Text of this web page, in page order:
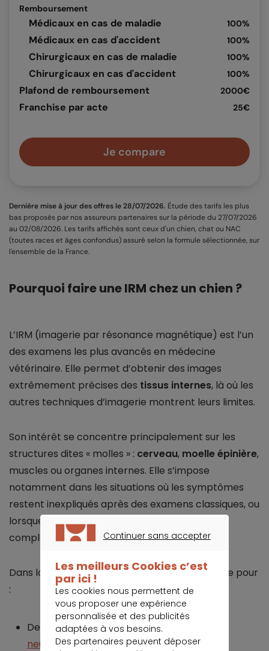
Remboursement
Médicaux en cas de maladie 100%
Médicaux en cas d'accident 100%
Chirurgicaux en cas de maladie 100%
Chirurgicaux en cas d'accident 100%
Plafond de remboursement 2000€
Franchise par acte 25€
Je compare
Dernière mise à jour des offres le 28/07/2026. Étude des tarifs les plus
bas proposés par nos assureurs partenaires sur la période du 27/07/2026
au 02/08/2026. Les tarifs affichés sont ceux d'un chien, chat ou NAC
(toutes races et âges confondus) assuré selon la formule sélectionnée, sur
l'ensemble de la France.
Pourquoi faire une IRM chez un chien ?
L’IRM (imagerie par résonance magnétique) est l’un
des examens les plus avancés en médecine
vétérinaire. Elle permet d’obtenir des images
extrêmement précises des tissus internes, là où les
autres techniques d’imagerie montrent leurs limites.
Son intérêt se concentre principalement sur les
structures dites « molles » : cerveau, moelle épinière,
muscles ou organes internes. Elle s’impose
notamment dans les situations où les symptômes
restent inexpliqués après des examens classiques, ou
lorsque la suspicion porte sur des pathologies
complexes.
Dans la pratique, l’IRM est fréquemment utilisée pour
:
Des lésions cérébrales ou des
neurologiques.
Continuer sans accepter
Les meilleurs Cookies c’est
par ici !
Les cookies nous permettent de
vous proposer une expérience
personnalisée et des publicités
adaptées à vos besoins.
Des partenaires peuvent déposer